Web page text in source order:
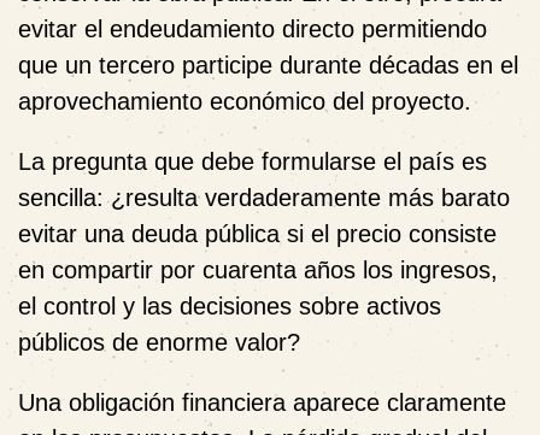
evitar el endeudamiento directo permitiendo
que un tercero participe durante décadas en el
aprovechamiento económico del proyecto.
La pregunta que debe formularse el país es
sencilla: ¿resulta verdaderamente más barato
evitar una deuda pública si el precio consiste
en compartir por cuarenta años los ingresos,
el control y las decisiones sobre activos
públicos de enorme valor?
Una obligación financiera aparece claramente